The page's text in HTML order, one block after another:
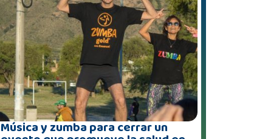
Música y zumba para cerrar un